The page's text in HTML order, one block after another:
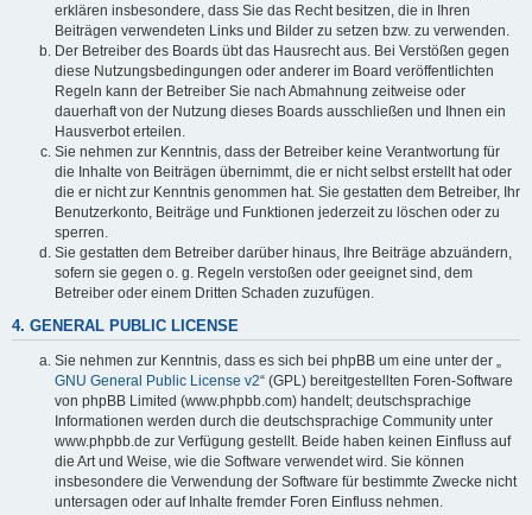
erklären insbesondere, dass Sie das Recht besitzen, die in Ihren
Beiträgen verwendeten Links und Bilder zu setzen bzw. zu verwenden.
Der Betreiber des Boards übt das Hausrecht aus. Bei Verstößen gegen
diese Nutzungsbedingungen oder anderer im Board veröffentlichten
Regeln kann der Betreiber Sie nach Abmahnung zeitweise oder
dauerhaft von der Nutzung dieses Boards ausschließen und Ihnen ein
Hausverbot erteilen.
Sie nehmen zur Kenntnis, dass der Betreiber keine Verantwortung für
die Inhalte von Beiträgen übernimmt, die er nicht selbst erstellt hat oder
die er nicht zur Kenntnis genommen hat. Sie gestatten dem Betreiber, Ihr
Benutzerkonto, Beiträge und Funktionen jederzeit zu löschen oder zu
sperren.
Sie gestatten dem Betreiber darüber hinaus, Ihre Beiträge abzuändern,
sofern sie gegen o. g. Regeln verstoßen oder geeignet sind, dem
Betreiber oder einem Dritten Schaden zuzufügen.
4. GENERAL PUBLIC LICENSE
Sie nehmen zur Kenntnis, dass es sich bei phpBB um eine unter der „
GNU General Public License v2“ (GPL) bereitgestellten Foren-Software
von phpBB Limited (www.phpbb.com) handelt; deutschsprachige
Informationen werden durch die deutschsprachige Community unter
www.phpbb.de zur Verfügung gestellt. Beide haben keinen Einfluss auf
die Art und Weise, wie die Software verwendet wird. Sie können
insbesondere die Verwendung der Software für bestimmte Zwecke nicht
untersagen oder auf Inhalte fremder Foren Einfluss nehmen.